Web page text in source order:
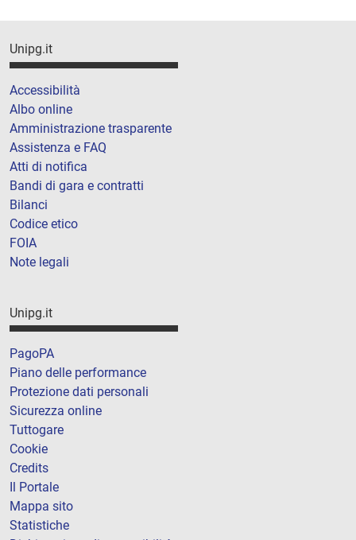
Unipg.it
Accessibilità
Albo online
Amministrazione trasparente
Assistenza e FAQ
Atti di notifica
Bandi di gara e contratti
Bilanci
Codice etico
FOIA
Note legali
Unipg.it
PagoPA
Piano delle performance
Protezione dati personali
Sicurezza online
Tuttogare
Cookie
Credits
Il Portale
Mappa sito
Statistiche